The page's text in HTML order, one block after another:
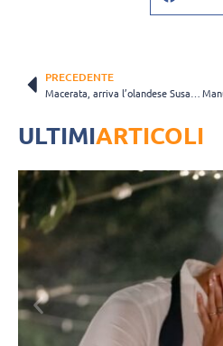
PRECEDENTE
ULTIMIARTICOLI